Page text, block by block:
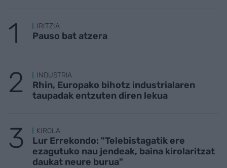
IRITZIA
Pauso bat atzera
INDUSTRIA
Rhin, Europako bihotz industrialaren
taupadak entzuten diren lekua
KIROLA
Lur Errekondo: "Telebistagatik ere
ezagutuko nau jendeak, baina kirolaritzat
daukat neure burua"